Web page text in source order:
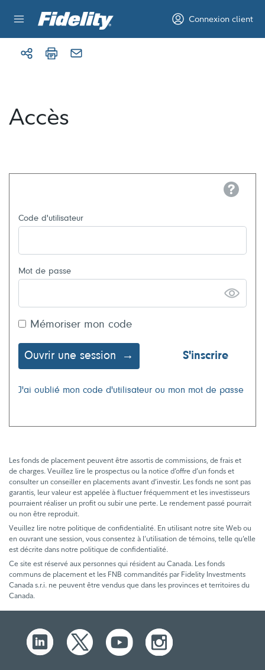
Connexion client
Accès
Help
Code d'utilisateur
Mot de passe
Mémoriser mon code
Ouvrir une session S'inscrire
J'ai oublié mon code d'utilisateur ou mon mot de passe
Les fonds de placement peuvent être assortis de commissions, de frais et
de charges. Veuillez lire le prospectus ou la notice d’offre d’un fonds et
consulter un conseiller en placements avant d’investir. Les fonds ne sont pas
garantis, leur valeur est appelée à fluctuer fréquemment et les investisseurs
pourraient réaliser un profit ou subir une perte. Le rendement passé pourrait
ou non être reproduit.
Veuillez lire notre politique de confidentialité. En utilisant notre site Web ou
en ouvrant une session, vous consentez à l’utilisation de témoins, telle qu’elle
est décrite dans notre politique de confidentialité.
Ce site est réservé aux personnes qui résident au Canada. Les fonds
communs de placement et les FNB commandités par Fidelity Investments
Canada s.r.i. ne peuvent être vendus que dans les provinces et territoires du
Canada.